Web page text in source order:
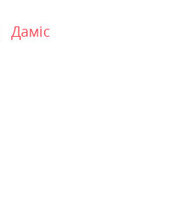
Даміс